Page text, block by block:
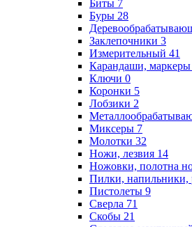
Биты 7
Буры 28
Заклепочники 3
Измерительный 41
Карандаши, маркеры
Ключи 0
Коронки 5
Лобзики 2
Миксеры 7
Молотки 32
Ножи, лезвия 14
Ножовки, полотна
Пилки, напильники,
Пистолеты 9
Сверла 71
Скобы 21